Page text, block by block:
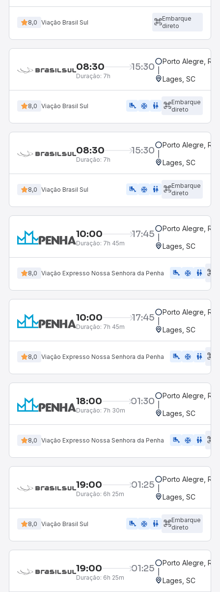
8,0 Viação Brasil Sul
Embarque
direto
08:30 15:30
Duração: 7h
Porto Alegre, RS
Lages, SC
8,0 Viação Brasil Sul airline_seat_legroom_extra ac_unit wc
Embarque
direto
08:30 15:30
Duração: 7h
Porto Alegre, RS
Lages, SC
8,0 Viação Brasil Sul airline_seat_legroom_extra ac_unit wc
Embarque
direto
10:00 17:45
Duração: 7h 45m
Porto Alegre, RS
Lages, SC
8,0 Viação Expresso Nossa Senhora da Penha airline_seat_legroom_extra ac_unit WC
10:00 17:45
Duração: 7h 45m
Porto Alegre, RS
Lages, SC
8,0 Viação Expresso Nossa Senhora da Penha airline_seat_legroom_extra ac_unit wc
18:00 01:30
Duração: 7h 30m
Porto Alegre, RS
Lages, SC
8,0 Viação Expresso Nossa Senhora da Penha airline_seat_legroom_extra ac_unit wc
19:00 01:25
Duração: 6h 25m
Porto Alegre, RS
Lages, SC
8,0 Viação Brasil Sul airline_seat_legroom_extra ac_unit wc
Embarque
direto
19:00 01:25
Duração: 6h 25m
Porto Alegre, RS
Lages, SC